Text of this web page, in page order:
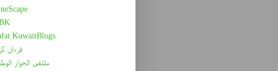
KuwaitBlogs
قرءان
ملتقى الحوار